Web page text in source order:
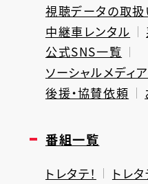
視聴データの取扱
中継車レンタル
公式SNS一覧
ソーシャルメディ
後援・協賛依頼
番組一覧
トレタテ！
トレ